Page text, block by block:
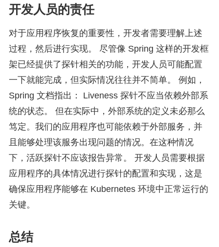
开发人员的责任
对于应用程序恢复的重要性，开发者需要理解上述
过程，然后进行实现。 尽管像 Spring 这样的开发框
架已经提供了探针相关的功能，开发人员可能配置
一下就能完成，但实际情况往往并不简单。 例如，
Spring 文档指出： Liveness 探针不应当依赖外部系
统的状态。 但在实际中，外部系统的定义未必那么
笃定。我们的应用程序也可能依赖于外部服务，并
且能够处理该服务出现问题的情况。在这种情况
下，活跃探针不应该报告异常。 开发人员需要根据
应用程序的具体情况进行探针的配置和实现，这是
确保应用程序能够在 Kubernetes 环境中正常运行的
关键。
总结